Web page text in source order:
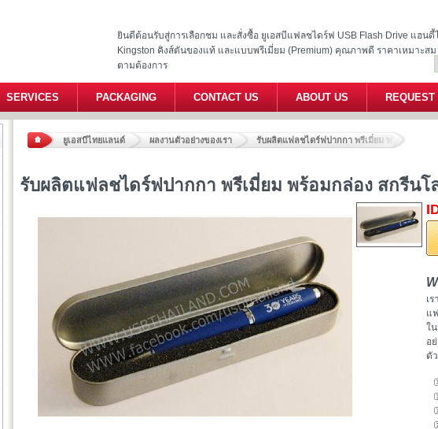
ยินดีต้อนรับสู่การเลือกชม และสั่งซื้อ ยูเอสบีแฟลชไดร์ฟ USB Flash Drive แฮน
Kingston คิงส์ตันของแท้ และแบบพรีเมี่ยม (Premium) คุณภาพดี ราคาเหมาะส
ตามต้องการ
SERVICES PACKAGING CONTACT US ABOUT US
ยูเอสบีไทยแลนด์ ผลงานตัวอย่างของเรา รับผลิตแฟลชไดร์ฟปากกา พรีเมี่ยม พร้อมกล่อง ส
รับผลิตแฟลชไดร์ฟปากกา พรีเมี่ยม พร้อมกล่อง สกรีนโ
เ
แ
ใ
อ
ดั